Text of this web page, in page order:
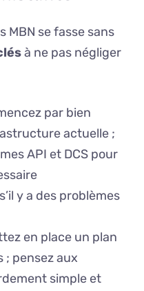
MBN se fasse sans
à ne pas négliger
par bien
actuelle ;
API et DCS pour
y a des problèmes
en place un plan
; pensez aux
simple et